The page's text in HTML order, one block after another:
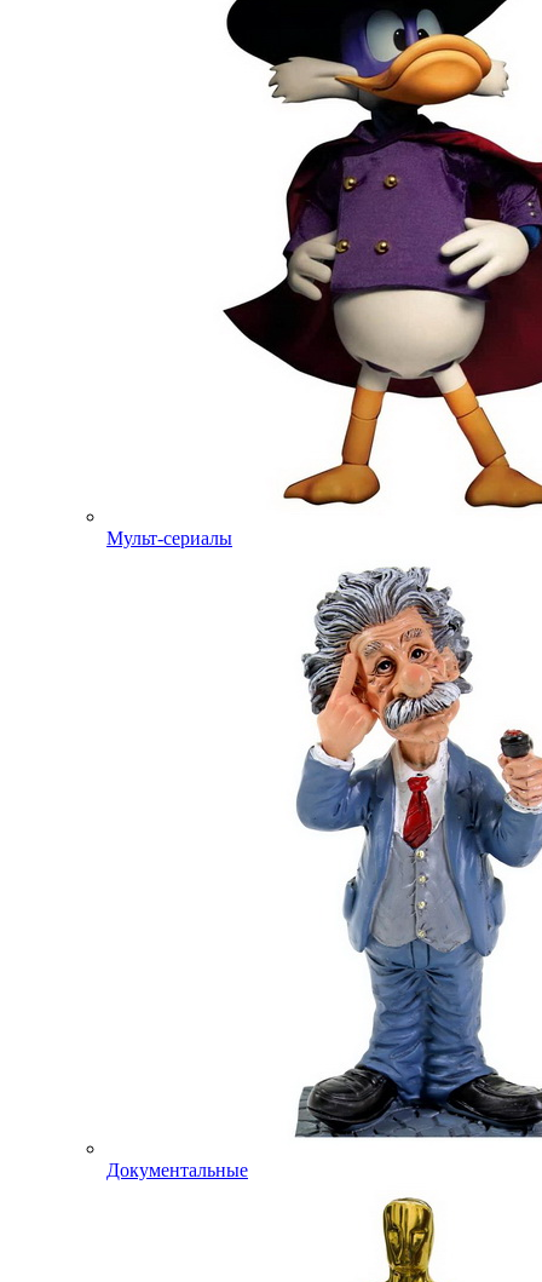
Мульт-сериалы
Документальные